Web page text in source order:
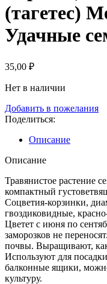
(тагетес)
Удачные
35,00 ₽
Нет в наличии
Добавить в пожелания
Поделиться:
Описание
Описание
Травянистое растение
компактный
Соцветия-корзинки,
гвоздиковидные,
Цветет с июня по
заморозков не
почвы. Выращивают,
Используют для
балконные ящики,
культуру.